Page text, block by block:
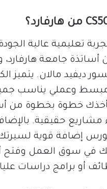
تعليمية عالية
جامعة هارفارد،
ديفيد مالان. يتميز
وعملي يناسب
خطوة بخطوة من
مشاريع حقيقية.
إضافة قوية لسيرتك
في سوق العمل وفتح
أو برامج دراسات